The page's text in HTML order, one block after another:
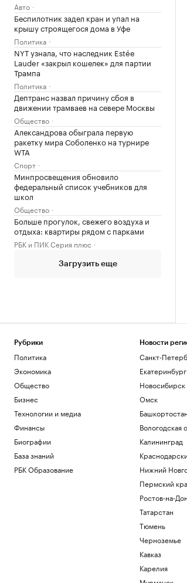
Авто
Беспилотник задел кран и упал на
крышу строящегося дома в Уфе
Политика
NYT узнала, что наследник Estée
Lauder «закрыл кошелек» для партии
Трампа
Политика
Дептранс назвал причину сбоя в
движении трамваев на севере Москвы
Общество
Александрова обыграла первую
ракетку мира Соболенко на турнире
WTA
Спорт
Минпросвещения обновило
федеральный список учебников для
школ
Общество
Больше прогулок, свежего воздуха и
отдыха: квартиры рядом с парками
РБК и ПИК Серия плюс
Загрузить еще
Рубрики
Политика
Экономика
Общество
Бизнес
Технологии и медиа
Финансы
Биографии
База знаний
РБК Образование
Новости
Санкт-
Екатеринбург
Новосибирск
Омск
Башкортостан
Вологодская
Калининград
Нижний
Пермский
Ростов-на-
Татарстан
Тюмень
Черноземье
Кавказ
Карелия